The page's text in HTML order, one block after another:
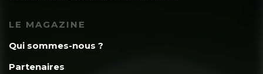
LE MAGAZINE
Qui sommes-nous ?
Partenaires